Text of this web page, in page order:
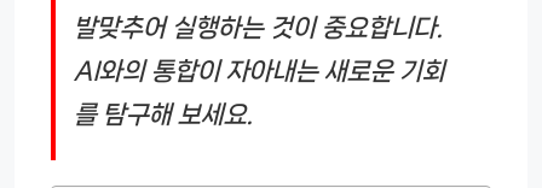
발맞추어 실행하는 것이 중요합니다.
AI와의 통합이 자아내는 새로운 기회
를 탐구해 보세요.